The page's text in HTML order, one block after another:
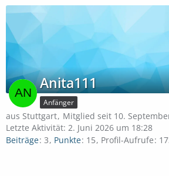
Anita111
Anfänger
aus Stuttgart Mitglied seit 10.
Letzte Aktivität: 2. Juni 2026 um 18:28
Beiträge 3 Punkte 15 Profil-Aufrufe